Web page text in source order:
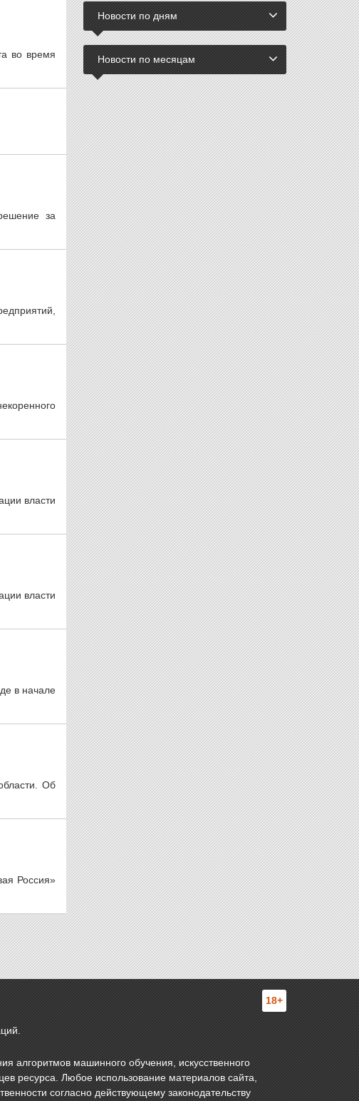
во время
за
власти
власти
в начале
Об
Россия»
Новости по дням
Новости по месяцам
18+
алгоритмов машинного обучения, искусственного
ресурса. Любое использование материалов сайта,
согласно действующему законодательству